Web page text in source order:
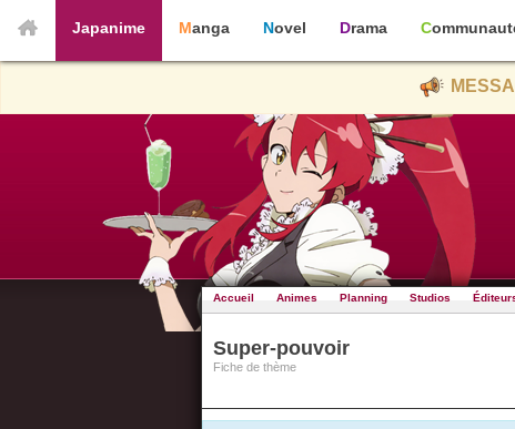
Japanime Manga Novel Drama
Accueil Animes Planning Studios
Super-pouvoir
Fiche de thème